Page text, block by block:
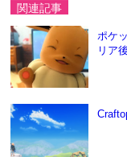
関連記事
ポケ
リア